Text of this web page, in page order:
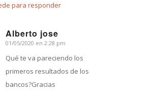
para responder
Alberto jose
Dice:
01/05/2020 en 2:28 pm
Qué te va pareciendo los
primeros resultados de los
bancos?Gracias